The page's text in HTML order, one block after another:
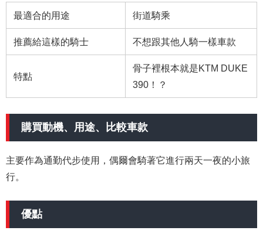
最適合的用途 街道騎乘
推薦給這樣的騎士 不想跟其他人騎一樣車款
特點
骨子裡根本就是KTM DUKE
390！？
購買動機、用途、比較車款
主要作為通勤代步使用，偶爾會騎著它進行兩天一夜的小旅
行。
優點